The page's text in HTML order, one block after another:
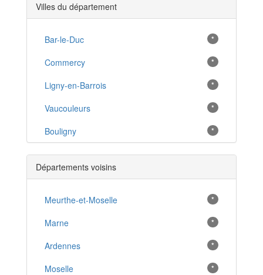
Villes du département
Bar-le-Duc *
Commercy *
Ligny-en-Barrois *
Vaucouleurs *
Bouligny *
Saint-Mihiel *
Verdun *
Bannoncourt *
Vigneulles-lès-Hattonchâtel *
Chonville-Malaumont *
Haironville *
Départements voisins
Meurthe-et-Moselle *
Marne *
Ardennes *
Moselle *